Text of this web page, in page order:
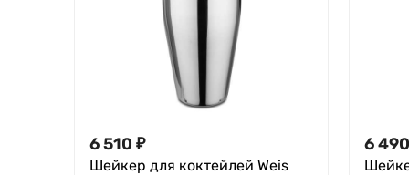
6 510 ₽
Шейкер для коктейлей Weis
6 490